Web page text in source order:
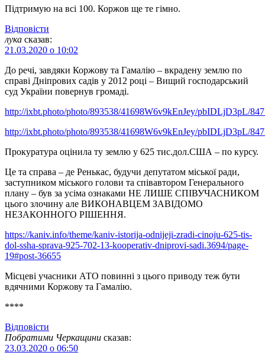
Підтримую на всі 100. Коржов ще те гімно.
Відповіcти
лука сказав:
21.03.2020 о 10:02
До речі, завдяки Коржову та Гамалію – вкрадену землю по
справі Дніпрових садів у 2012 році – Вищий господарський
суд України повернув громаді.
http://ixbt.photo/photo/893538/41698W6v9kEnJey/pbIDLjD3pL/
http://ixbt.photo/photo/893538/41698W6v9kEnJey/pbIDLjD3pL/
Прокуратура оцінила ту землю у 625 тис.дол.США – по курсу.
Це та справа – де Ренькас, будучи депутатом міської ради,
заступником міського голови та співавтором Генерального
плану – був за усіма ознаками НЕ ЛИШЕ СПІВУЧАСНИКОМ
цього злочину але ВИКОНАВЦЕМ ЗАВІДОМО
НЕЗАКОННОГО РІШЕННЯ.
https://kaniv.info/theme/kaniv-istorija-odnijeji-zradi-cinoju-625-tis-
dol-ssha-sprava-925-702-13-kooperativ-dniprovi-sadi.3694/page-
19#post-36655
Місцеві учасники АТО повинні з цього приводу теж бути
вдячними Коржову та Гамалію.
****
Відповіcти
Побратими Черкащини сказав:
23.03.2020 о 06:50